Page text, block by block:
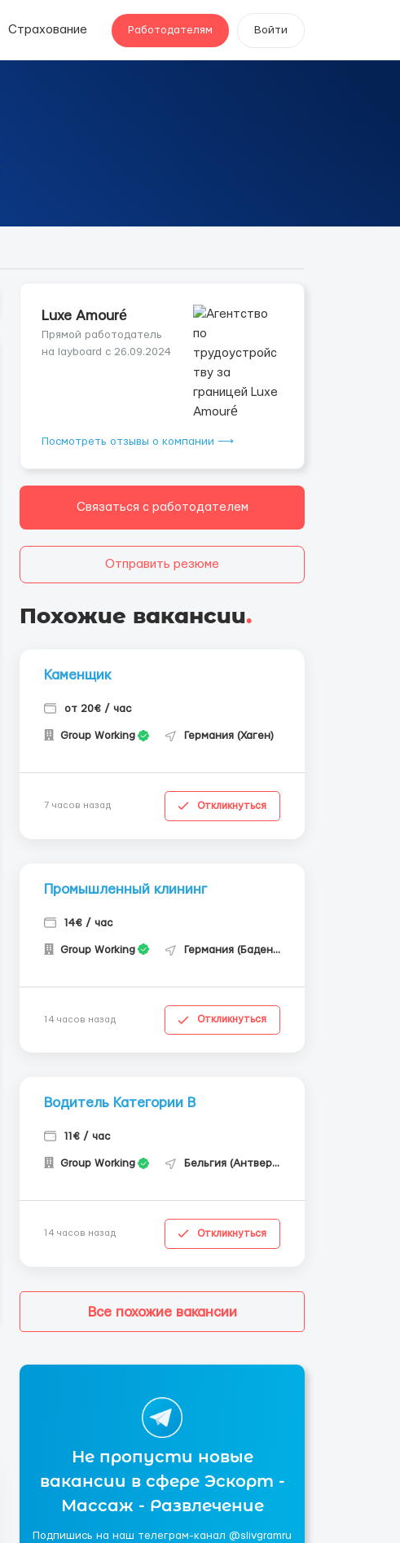
Страхование Работодателям Войти
Luxe Amouré
Прямой работодатель
на layboard с 26.09.2024
Посмотреть отзывы о компании ⟶
Связаться с работодателем
Отправить резюме
Похожие вакансии.
Каменщик
от 20€ / час
Group Working Германия (Хаген)
7 часов назад Откликнуться
Промышленный клининг
14€ / час
Group Working Германия (Баден-Вюртемберг)
14 часов назад Откликнуться
Водитель Категории В
11€ / час
Group Working Бельгия (Антверпен)
14 часов назад Откликнуться
Все похожие вакансии
Не пропусти новые
вакансии в сфере Эскорт -
Массаж - Развлечение
Подпишись на наш телеграм-канал @slivgramru